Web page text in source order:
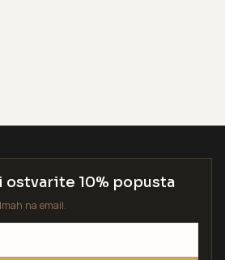
10% popusta
na email.